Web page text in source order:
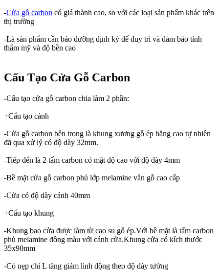
-Cửa gỗ carbon có giá thành cao, so với các loại sản phẩm khác trên
thị trường
-Là sản phẩm cần bảo dưỡng định kỳ để duy trì và đảm bảo tính
thẩm mỹ và độ bền cao
Cấu Tạo Cửa Gỗ Carbon
-Cấu tạo cửa gỗ carbon chia làm 2 phần:
+Cấu tạo cánh
-Cửa gỗ carbon bên trong là khung xương gỗ ép bằng cao tự nhiên
đã qua xử lý có độ dày 32mm.
-Tiếp đến là 2 tấm carbon có mật độ cao với độ dày 4mm
-Bề mặt cửa gỗ carbon phủ lớp melamine vân gỗ cao cấp
-Cửa có độ dày cánh 40mm
+Cấu tạo khung
-Khung bao cửa được làm từ cao su gỗ ép.Với bề mặt là tấm carbon
phủ melamine đồng màu với cánh cửa.Khung cửa có kích thước
35x90mm
-Có nẹp chỉ L tăng giảm linh động theo độ dày tường